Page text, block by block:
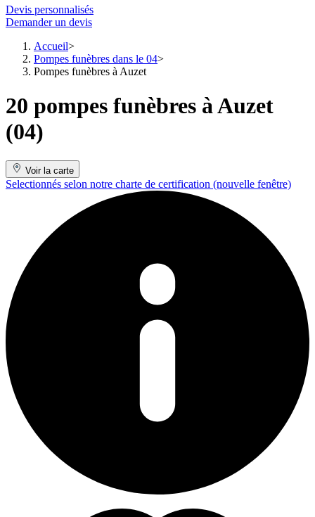
Devis personnalisés
Demander un devis
Accueil
Pompes funèbres dans le 04
Pompes funèbres à Auzet
20 pompes funèbres à Auzet
(04)
Voir la carte
Selectionnés selon notre charte de certification (nouvelle fenêtre)